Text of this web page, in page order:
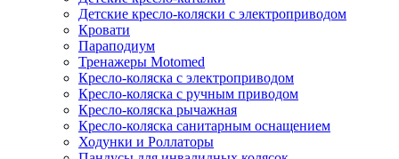
Детские кресло-коляски с электроприводом
Кровати
Параподиум
Тренажеры Motomed
Кресло-коляска с электроприводом
Кресло-коляска с ручным приводом
Кресло-коляска рычажная
Кресло-коляска санитарным оснащением
Ходунки и Роллаторы